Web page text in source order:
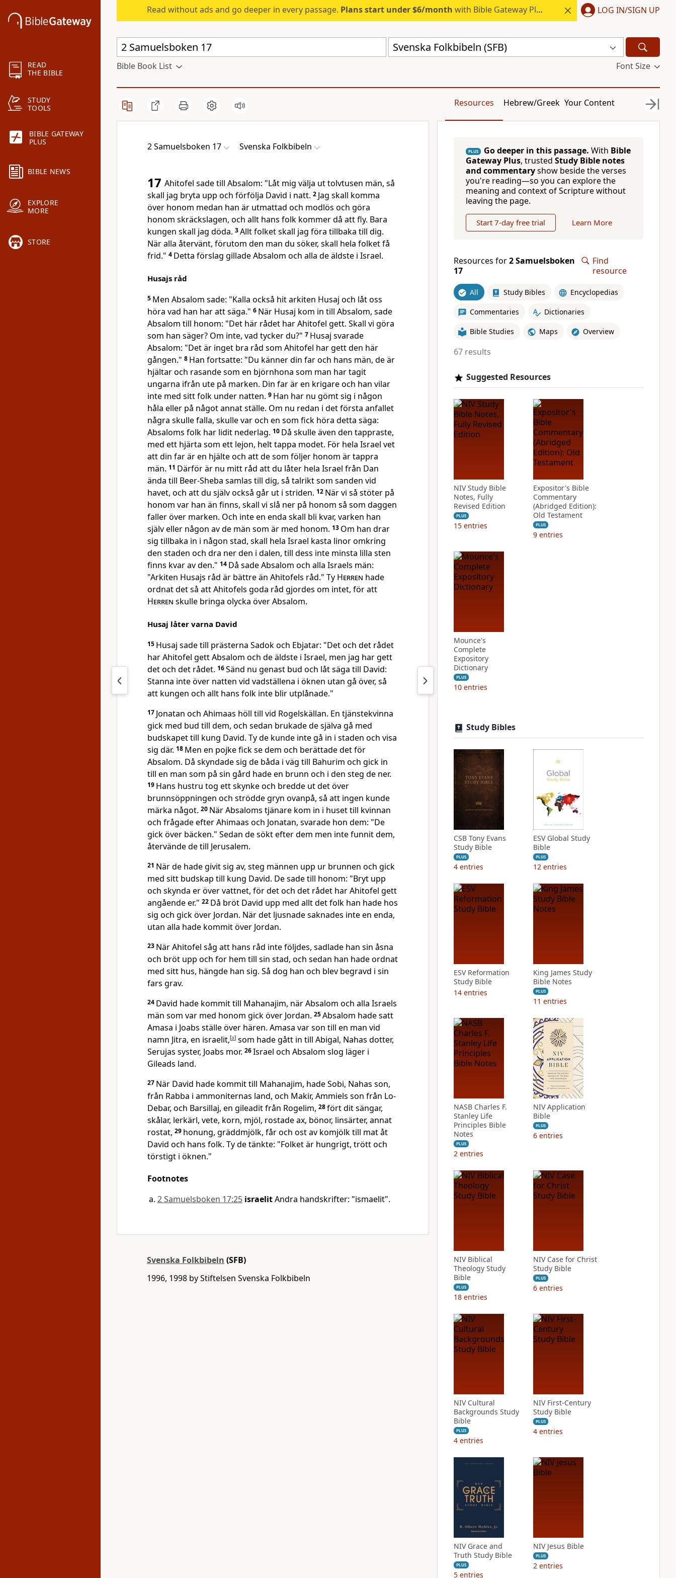
READ
THE BIBLE
STUDY
TOOLS
BIBLE GATEWAY
PLUS
BIBLE NEWS
EXPLORE
MORE
STORE
Read without ads and go deeper in every passage. Plans start under $6/month with Bible Gateway Plus. LOG IN/SIGN UP
Svenska Folkbibeln (SFB)
Bible Book List Font Size
Resources Hebrew/Greek Your Content
2 Samuelsboken 17 Svenska Folkbibeln
17 Ahitofel sade till Absalom: "Låt mig välja ut tolvtusen män, så
skall jag bryta upp och förfölja David i natt. 2 Jag skall komma
över honom medan han är utmattad och modlös och göra
honom skräckslagen, och allt hans folk kommer då att fly. Bara
kungen skall jag döda. 3Allt folket skall jag föra tillbaka till dig.
När alla återvänt, förutom den man du söker, skall hela folket få
frid." 4 Detta förslag gillade Absalom och alla de äldste i Israel.
Husajs råd
5 Men Absalom sade: "Kalla också hit arkiten Husaj och låt oss
höra vad han har att säga." 6 När Husaj kom in till Absalom, sade
Absalom till honom: "Det här rådet har Ahitofel gett. Skall vi göra
som han säger? Om inte, vad tycker du?" 7 Husaj svarade
Absalom: "Det är inget bra råd som Ahitofel har gett den här
gången." 8 Han fortsatte: "Du känner din far och hans män, de är
hjältar och rasande som en björnhona som man har tagit
ungarna ifrån ute på marken. Din far är en krigare och han vilar
inte med sitt folk under natten. 9 Han har nu gömt sig i någon
håla eller på något annat ställe. Om nu redan i det första anfallet
några skulle falla, skulle var och en som fick höra detta säga:
Absaloms folk har lidit nederlag. 10 Då skulle även den tappraste,
med ett hjärta som ett lejon, helt tappa modet. För hela Israel vet
att din far är en hjälte och att de som följer honom är tappra
män. 11 Därför är nu mitt råd att du låter hela Israel från Dan
ända till Beer-Sheba samlas till dig, så talrikt som sanden vid
havet, och att du själv också går ut i striden. 12 När vi så stöter på
honom var han än finns, skall vi slå ner på honom så som daggen
faller över marken. Och inte en enda skall bli kvar, varken han
själv eller någon av de män som är med honom. 13 Om han drar
sig tillbaka in i någon stad, skall hela Israel kasta linor omkring
den staden och dra ner den i dalen, till dess inte minsta lilla sten
finns kvar av den." 14 Då sade Absalom och alla Israels män:
"Arkiten Husajs råd är bättre än Ahitofels råd." Ty Herren hade
ordnat det så att Ahitofels goda råd gjordes om intet, för att
Herren skulle bringa olycka över Absalom.
Husaj låter varna David
15 Husaj sade till prästerna Sadok och Ebjatar: "Det och det rådet
har Ahitofel gett Absalom och de äldste i Israel, men jag har gett
det och det rådet. 16Sänd nu genast bud och låt säga till David:
Stanna inte över natten vid vadställena i öknen utan gå över, så
att kungen och allt hans folk inte blir utplånade."
17 Jonatan och Ahimaas höll till vid Rogelskällan. En tjänstekvinna
gick med bud till dem, och sedan brukade de själva gå med
budskapet till kung David. Ty de kunde inte gå in i staden och visa
sig där. 18 Men en pojke fick se dem och berättade det för
Absalom. Då skyndade sig de båda i väg till Bahurim och gick in
till en man som på sin gård hade en brunn och i den steg de ner.
19 Hans hustru tog ett skynke och bredde ut det över
brunnsöppningen och strödde gryn ovanpå, så att ingen kunde
märka något. 20 När Absaloms tjänare kom in i huset till kvinnan
och frågade efter Ahimaas och Jonatan, svarade hon dem: "De
gick över bäcken." Sedan de sökt efter dem men inte funnit dem,
återvände de till Jerusalem.
21 När de hade givit sig av, steg männen upp ur brunnen och gick
med sitt budskap till kung David. De sade till honom: "Bryt upp
och skynda er över vattnet, för det och det rådet har Ahitofel gett
angående er." 22 Då bröt David upp med allt det folk han hade hos
sig och gick över Jordan. När det ljusnade saknades inte en enda,
utan alla hade kommit över Jordan.
23 När Ahitofel såg att hans råd inte följdes, sadlade han sin åsna
och bröt upp och for hem till sin stad, och sedan han hade ordnat
med sitt hus, hängde han sig. Så dog han och blev begravd i sin
fars grav.
24 David hade kommit till Mahanajim, när Absalom och alla Israels
män som var med honom gick över Jordan. 25Absalom hade satt
Amasa i Joabs ställe över hären. Amasa var son till en man vid
namn Jitra, en israelit,[a] som hade gått in till Abigal, Nahas dotter,
Serujas syster, Joabs mor. 26Israel och Absalom slog läger i
Gileads land.
27 När David hade kommit till Mahanajim, hade Sobi, Nahas son,
från Rabba i ammoniternas land, och Makir, Ammiels son från Lo-
Debar, och Barsillaj, en gileadit från Rogelim, 28fört dit sängar,
skålar, lerkärl, vete, korn, mjöl, rostade ax, bönor, linsärter, annat
rostat, 29 honung, gräddmjölk, får och ost av komjölk till mat åt
David och hans folk. Ty de tänkte: "Folket är hungrigt, trött och
törstigt i öknen."
Footnotes
2 Samuelsboken 17:25 israelitAndra handskrifter: "ismaelit".
Svenska Folkbibeln (SFB)
1996, 1998 by Stiftelsen Svenska Folkbibeln
PLUS Go deeper in this passage. With Bible
Gateway Plus, trusted Study Bible notes
and commentaryshow beside the verses
you're reading—so you can explore the
meaning and context of Scripture without
leaving the page.
Start 7-day free trial Learn More
Resources for2 Samuelsboken
17
Find
resource
All Study Bibles Encyclopedias
Commentaries Dictionaries
Bible Studies Maps Overview
67 results
Suggested Resources
NIV Study Bible
Notes, Fully
Revised Edition
PLUS
15 entries
Expositor's Bible
Commentary
(Abridged Edition):
Old Testament
PLUS
9 entries
Mounce's
Complete
Expository
Dictionary
PLUS
10 entries
Study Bibles
CSB Tony Evans
Study Bible
PLUS
4 entries
ESV Global Study
Bible
PLUS
12 entries
ESV Reformation
Study Bible
14 entries
King James Study
Bible Notes
PLUS
11 entries
NASB Charles F.
Stanley Life
Principles Bible
Notes
PLUS
2 entries
NIV Application
Bible
PLUS
6 entries
NIV Biblical
Theology Study
Bible
PLUS
18 entries
NIV Case for Christ
Study Bible
PLUS
6 entries
NIV Cultural
Backgrounds Study
Bible
PLUS
4 entries
NIV First-Century
Study Bible
PLUS
4 entries
NIV Grace and
Truth Study Bible
PLUS
5 entries
NIV Jesus Bible
PLUS
2 entries